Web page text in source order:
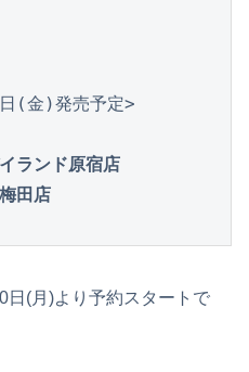
ランド原宿店
田店
日(月)より予約スタートで